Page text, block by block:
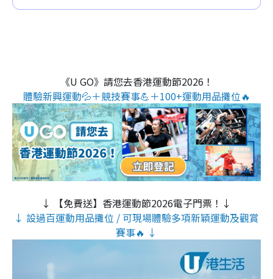
《U GO》請您去香港運動節2026！
體驗新興運動💦＋競技賽事💪＋100+運動用品攤位🔥
↓ 【免費送】香港運動節2026電子門票！↓
↓ 設過百運動用品攤位 / 可現場體驗多項新穎運動及觀賞
賽事🔥 ↓